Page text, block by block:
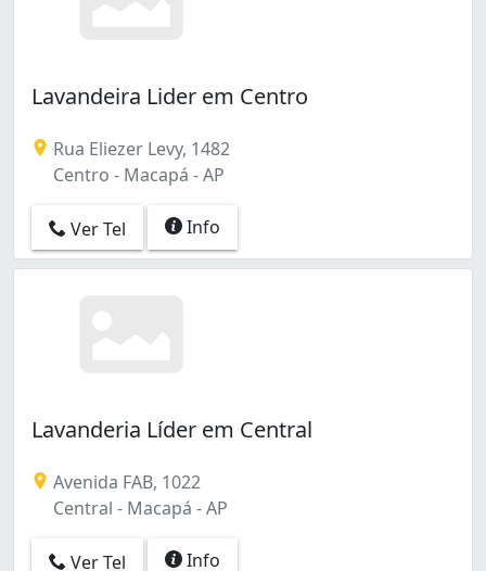
Lavandeira Lider em Centro
Rua Eliezer Levy, 1482
Centro - Macapá - AP
Ver Tel Info
Lavanderia Líder em Central
Avenida FAB, 1022
Central - Macapá - AP
Ver Tel Info